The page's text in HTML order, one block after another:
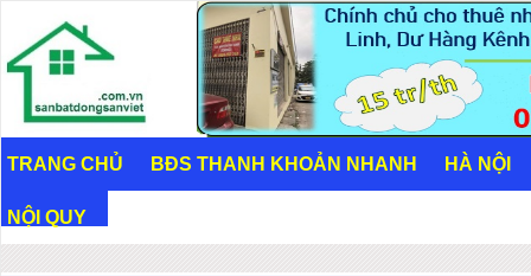
TRANG CHỦ BĐS THANH KHOẢN NHANH HÀ NỘI
NỘI QUY